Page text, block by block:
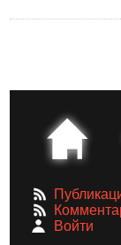
Войти